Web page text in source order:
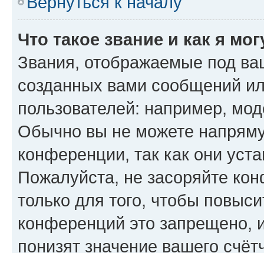
Что такое звание и как я
Звания, отображаемые под
созданных вами сообщений
пользователей: например,
Обычно вы не можете
конференции, так как они
Пожалуйста, не засоряйте
только для того, чтобы
конференций это запрещено,
понизят значение вашего